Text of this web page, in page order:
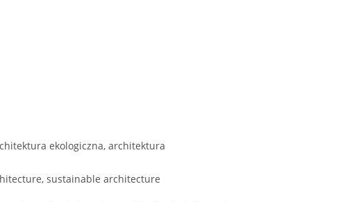
ekologiczna, architektura
sustainable architecture